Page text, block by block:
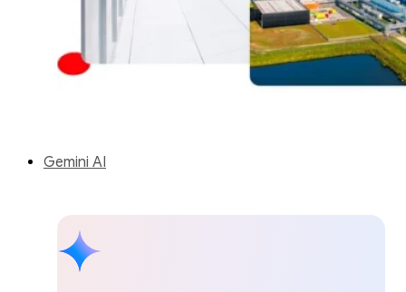
Gemini AI